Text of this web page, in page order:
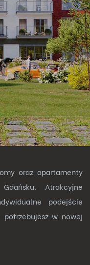
oraz apartamenty
Atrakcyjne
podejście
potrzebujesz w nowej